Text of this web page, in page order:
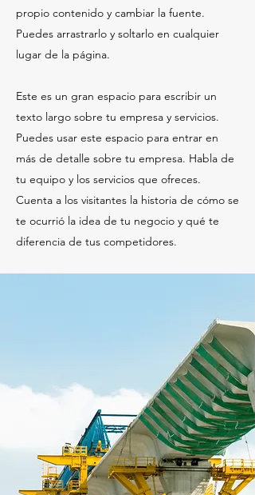
propio contenido y cambiar la fuente.
Puedes arrastrarlo y soltarlo en cualquier
lugar de la página.
Este es un gran espacio para escribir un
texto largo sobre tu empresa y servicios.
Puedes usar este espacio para entrar en
más de detalle sobre tu empresa. Habla de
tu equipo y los servicios que ofreces.
Cuenta a los visitantes la historia de cómo se
te ocurrió la idea de tu negocio y qué te
diferencia de tus competidores.